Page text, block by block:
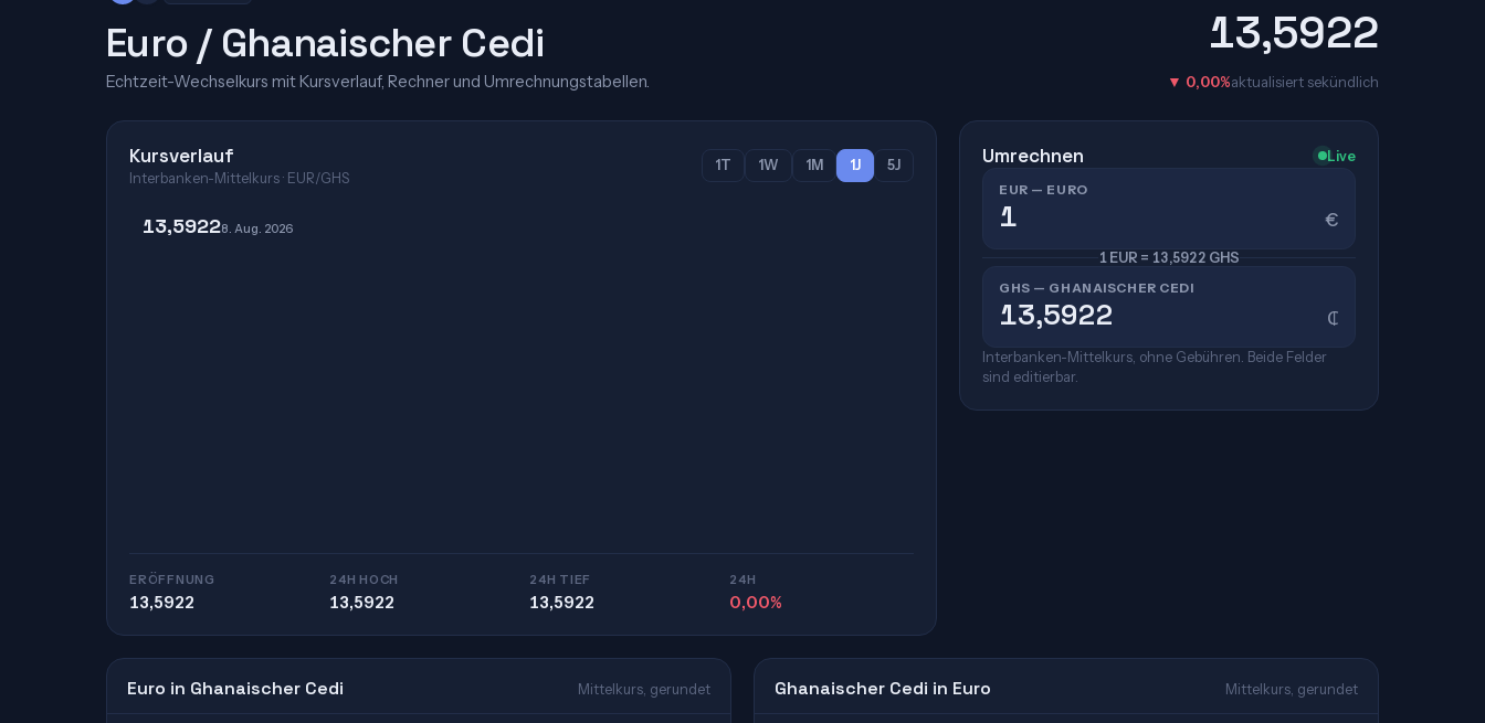
Euro / Ghanaischer Cedi
Echtzeit-Wechselkurs mit Kursverlauf, Rechner und Umrechnungstabellen.
13,5922
▼ 0,00%aktualisiert sekündlich
Kursverlauf
Interbanken-Mittelkurs · EUR/GHS
1T 1W 1M 1J 5J
13,59228. Aug. 2026
ERÖFFNUNG
13,5922
24H HOCH
13,5922
24H TIEF
13,5922
24H
0,00%
Umrechnen Live
EUR — EURO
€
1 EUR = 13,5922 GHS
GHS — GHANAISCHER CEDI
₵
Interbanken-Mittelkurs, ohne Gebühren. Beide Felder
sind editierbar.
Euro in Ghanaischer Cedi Mittelkurs, gerundet Ghanaischer Cedi in Euro Mittelkurs, gerundet